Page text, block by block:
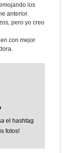
los
anterior.
pero yo creo
con mejor
el hashtag
fotos!